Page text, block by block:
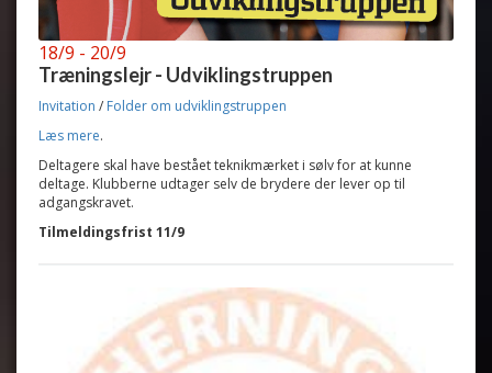
18/9 - 20/9
Træningslejr - Udviklingstruppen
Invitation / Folder om udviklingstruppen
Læs mere.
Deltagere skal have bestået teknikmærket i sølv for at kunne
deltage. Klubberne udtager selv de brydere der lever op til
adgangskravet.
Tilmeldingsfrist 11/9